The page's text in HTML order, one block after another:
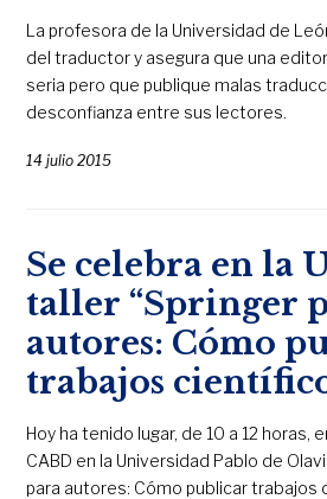
La profesora de la Universidad de
del traductor y asegura que una
seria pero que publique malas
desconfianza entre sus lectores.
14 julio 2015
Se celebra en la
taller “Springer
autores: Cómo
trabajos
Hoy ha tenido lugar, de 10 a 12 horas,
CABD en la Universidad Pablo de
para autores: Cómo publicar trabajos